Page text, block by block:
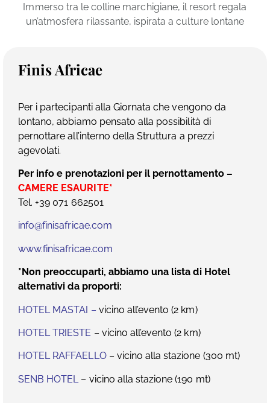
Immerso tra le colline marchigiane, il resort regala
un’atmosfera rilassante, ispirata a culture lontane
Finis Africae
Per i partecipanti alla Giornata che vengono da
lontano, abbiamo pensato alla possibilità di
pernottare all’interno della Struttura a prezzi
agevolati.
Per info e prenotazioni per il pernottamento –
CAMERE ESAURITE*
Tel. +39 071 662501
info@finisafricae.com
www.finisafricae.com
*Non preoccuparti, abbiamo una lista di Hotel
alternativi da proporti:
HOTEL MASTAI – vicino all’evento (2 km)
HOTEL TRIESTE – vicino all’evento (2 km)
HOTEL RAFFAELLO – vicino alla stazione (300 mt)
SENB HOTEL – vicino alla stazione (190 mt)